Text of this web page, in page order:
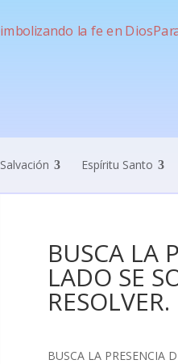
Salvación Espíritu Santo
BUSCA LA
LADO SE
RESOLVER.
BUSCA LA PRESENCIA